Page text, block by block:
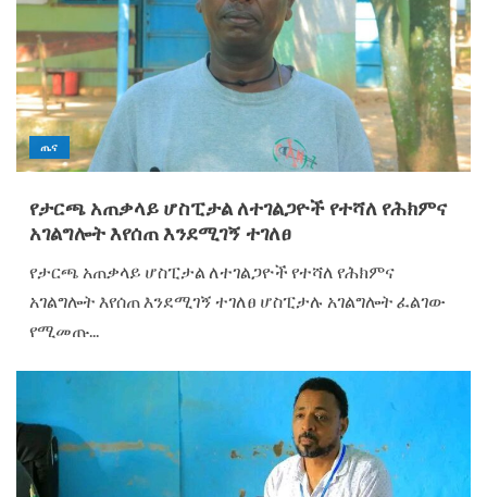
ጤና
የታርጫ አጠቃላይ ሆስፒታል ለተገልጋዮች የተሻለ የሕክምና
አገልግሎት እየሰጠ እንደሚገኝ ተገለፀ
የታርጫ አጠቃላይ ሆስፒታል ለተገልጋዮች የተሻለ የሕክምና
አገልግሎት እየሰጠ እንደሚገኝ ተገለፀ ሆስፒታሉ አገልግሎት ፈልገው
የሚመጡ...